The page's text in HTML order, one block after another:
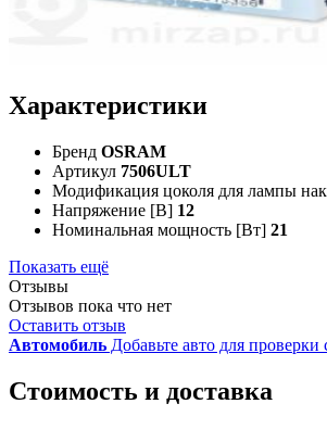
Характеристики
Бренд OSRAM
Артикул 7506ULT
Модификация цоколя для лампы
Напряжение [В] 12
Номинальная мощность [Вт] 21
Показать ещё
Отзывы
Отзывов пока что нет
Оставить отзыв
Автомобиль Добавьте авто для проверки
Стоимость и доставка